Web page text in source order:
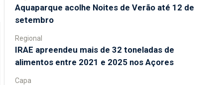
Aquaparque acolhe Noites de Verão até 12 de
setembro
Regional
IRAE apreendeu mais de 32 toneladas de
alimentos entre 2021 e 2025 nos Açores
Capa